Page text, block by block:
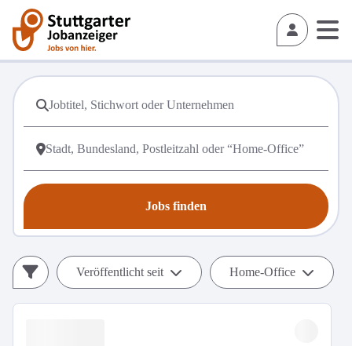
Jobs finden
Veröffentlicht seit Home-Office